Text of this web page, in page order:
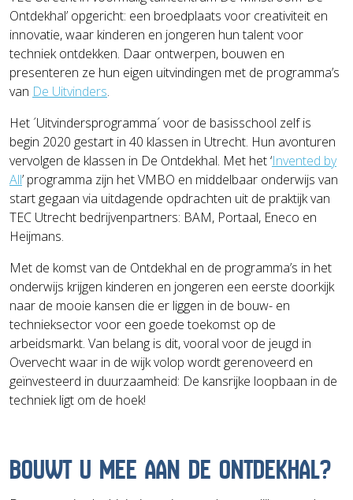
Ontdekhal’ opgericht: een broedplaats voor creativiteit en
innovatie, waar kinderen en jongeren hun talent voor
techniek ontdekken. Daar ontwerpen, bouwen en
presenteren ze hun eigen uitvindingen met de programma’s
van De Uitvinders.
Het ´Uitvindersprogramma´ voor de basisschool zelf is
begin 2020 gestart in 40 klassen in Utrecht. Hun avonturen
vervolgen de klassen in De Ontdekhal. Met het ‘Invented by
All’ programma zijn het VMBO en middelbaar onderwijs van
start gegaan via uitdagende opdrachten uit de praktijk van
TEC Utrecht bedrijvenpartners: BAM, Portaal, Eneco en
Heijmans.
Met de komst van de Ontdekhal en de programma’s in het
onderwijs krijgen kinderen en jongeren een eerste doorkijk
naar de mooie kansen die er liggen in de bouw- en
technieksector voor een goede toekomst op de
arbeidsmarkt. Van belang is dit, vooral voor de jeugd in
Overvecht waar in de wijk volop wordt gerenoveerd en
geïnvesteerd in duurzaamheid: De kansrijke loopbaan in de
techniek ligt om de hoek!
BOUWT U MEE AAN DE ONTDEKHAL?